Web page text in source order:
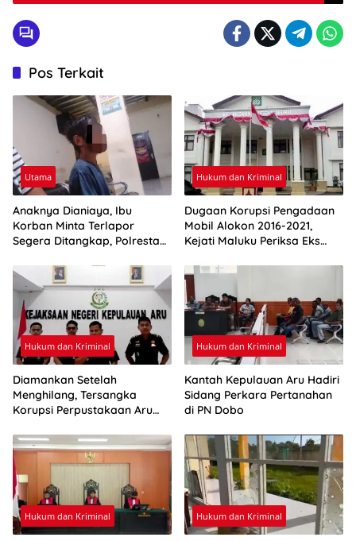
Pos Terkait
Utama
Anaknya Dianiaya, Ibu
Korban Minta Terlapor
Segera Ditangkap, Polresta
Penyelidikan
Hukum dan Kriminal
Dugaan Korupsi Pengadaan
Mobil Alokon 2016-2021,
Kejati Maluku Periksa Eks
Hukum dan Kriminal
Diamankan Setelah
Menghilang, Tersangka
Korupsi Perpustakaan Aru
Hukum dan Kriminal
Kantah Kepulauan Aru Hadiri
Sidang Perkara Pertanahan
di PN Dobo
Hukum dan Kriminal Hukum dan Kriminal